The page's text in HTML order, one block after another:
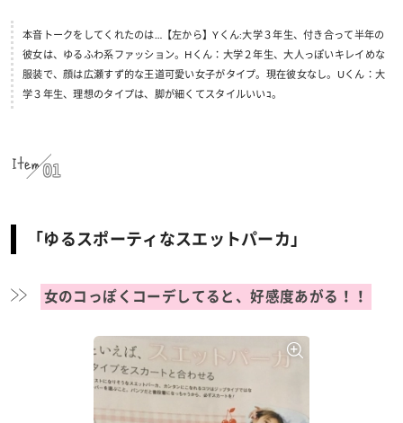
本音トークをしてくれたのは…【左から】Yくん:大学３年生、付き合って半年の
彼女は、ゆるふわ系ファッション。Hくん：大学２年生、大人っぽいキレイめな
服装で、顔は広瀬すず的な王道可愛い女子がタイプ。現在彼女なし。Uくん：大
学３年生、理想のタイプは、脚が細くてスタイルいいｺ。
Item 01
「ゆるスポーティなスエットパーカ」
女のコっぽくコーデしてると、好感度あがる！！